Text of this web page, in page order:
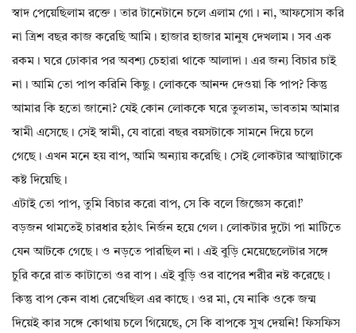
স্বাদ পেয়েছিলাম রক্তে। তার টানেটানে চলে এলাম গো। না, আফসোস করি
না ত্রিশ বছর কাজ করেছি আমি। হাজার হাজার মানুষ দেখলাম। সব এক
রকম। ঘরে ঢোকার পর অবশ্য চেহারা থাকে আলাদা। এর জন্য বিচার চাই
না। আমি তো পাপ করিনি কিছু। লোককে আনন্দ দেওয়া কি পাপ? কিন্তু
আমার কি হতো জানো? যেই কোন লোককে ঘরে তুলতাম, ভাবতাম আমার
স্বামী এসেছে। সেই স্বামী, যে বারো বছর বয়সটাকে সামনে দিয়ে চলে
গেছে। এখন মনে হয় বাপ, আমি অন্যায় করেছি। সেই লোকটার আত্মাটাকে
কষ্ট দিয়েছি।
এটাই তো পাপ, তুমি বিচার করো বাপ, সে কি বলে জিজ্ঞেস করো!’
বড়জন থামতেই চারধার হঠাৎ নির্জন হয়ে গেল। লোকটার দুটো পা মাটিতে
যেন আটকে গেছে। ও নড়তে পারছিল না। এই বুড়ি মেয়েছেলেটার সঙ্গে
চুরি করে রাত কাটাতো ওর বাপ। এই বুড়ি ওর বাপের শরীর নষ্ট করেছে।
কিন্তু বাপ কেন বাধা রেখেছিল এর কাছে। ওর মা, যে নাকি ওকে জন্ম
দিয়েই কার সঙ্গে কোথায় চলে গিয়েছে, সে কি বাপকে সুখ দেয়নি! ফিসফিস